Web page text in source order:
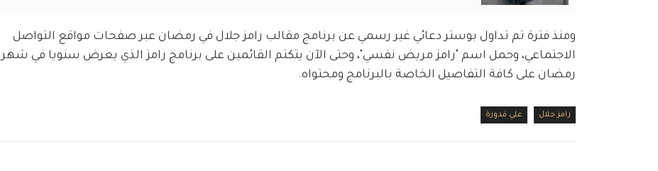
ومنذ فترة تم تداول بوستر دعائي غير رسمي عن برنامج مقالب رامز جلال في رمضان عبر صفحات مواقع التواصل
الاجتماعي، وحمل اسم "رامز مريض نفسي"، وحتى الآن يتكتم القائمين على برنامج رامز الذي يعرض سنويا في شهر
رمضان على كافة التفاصيل الخاصة بالبرنامج ومحتواه.
رامز جلال علي قدورة